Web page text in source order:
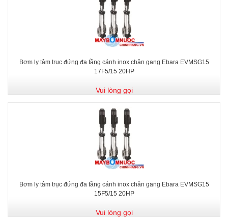
Bơm ly tâm trục đứng đa tầng cánh inox chân gang Ebara EVMSG15
17F5/15 20HP
Vui lòng gọi
Bơm ly tâm trục đứng đa tầng cánh inox chân gang Ebara EVMSG15
15F5/15 20HP
Vui lòng gọi